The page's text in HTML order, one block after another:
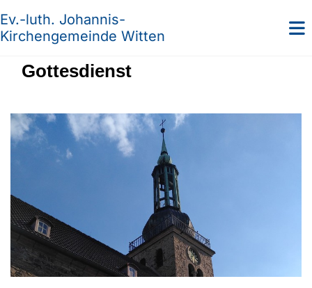
Ev.-luth. Johannis-
Kirchengemeinde Witten
Gottesdienst